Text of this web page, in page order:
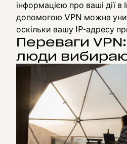
інформацією про ваші дії в
допомогою VPN можна
оскільки вашу IP-адресу
Переваги
люди